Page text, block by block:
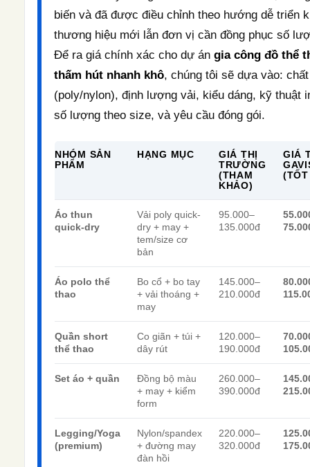
biến và đã được điều chỉnh theo hướng dễ triển
thương hiệu mới lẫn đơn vị cần đồng phục số
Để ra giá chính xác cho dự án gia công đồ thể
thấm hút nhanh khô, chúng tôi sẽ dựa vào:
(poly/nylon), định lượng vải, kiểu dáng, kỹ thuật
số lượng theo size, và yêu cầu đóng gói.
NHÓM SẢN
PHẨM
HẠNG MỤC
GIÁ THỊ
TRƯỜNG
(THAM
KHẢO)
GIÁ
Áo thun
quick-dry
Vải poly quick-
dry + may +
tem/size cơ
bản
95.000–
135.000đ
Áo polo thể
thao
Bo cổ + bo tay
+ vải thoáng +
may
145.000–
210.000đ
Quần short
thể thao
Co giãn + túi +
dây rút
120.000–
190.000đ
Set áo + quần
Đồng bộ màu
+ may + kiểm
form
260.000–
390.000đ
Legging/Yoga
(premium)
Nylon/spandex
+ đường may
đàn hồi
220.000–
320.000đ